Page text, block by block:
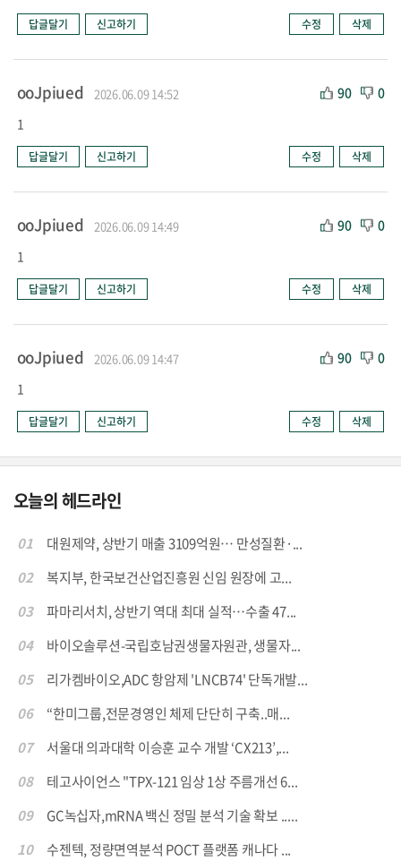
답글달기 신고하기 수정 삭제
ooJpiued 2026.06.09 14:52 90
0
1
답글달기 신고하기 수정 삭제
ooJpiued 2026.06.09 14:49 90
0
1
답글달기 신고하기 수정 삭제
ooJpiued 2026.06.09 14:47 90
0
1
답글달기 신고하기 수정 삭제
오늘의 헤드라인
01
대원제약, 상반기 매출 3109억원… 만성질환·...
02
복지부, 한국보건산업진흥원 신임 원장에 고...
03
파마리서치, 상반기 역대 최대 실적…수출 47...
04
바이오솔루션-국립호남권생물자원관, 생물자...
05
리가켐바이오,ADC 항암제 'LNCB74' 단독개발...
06
“한미그룹,전문경영인 체제 단단히 구축..매...
07
서울대 의과대학 이승훈 교수 개발 ‘CX213’,...
08
테고사이언스 "TPX-121 임상 1상 주름개선 6...
09
GC녹십자,mRNA 백신 정밀 분석 기술 확보 .....
10
수젠텍, 정량면역분석 POCT 플랫폼 캐나다 ...